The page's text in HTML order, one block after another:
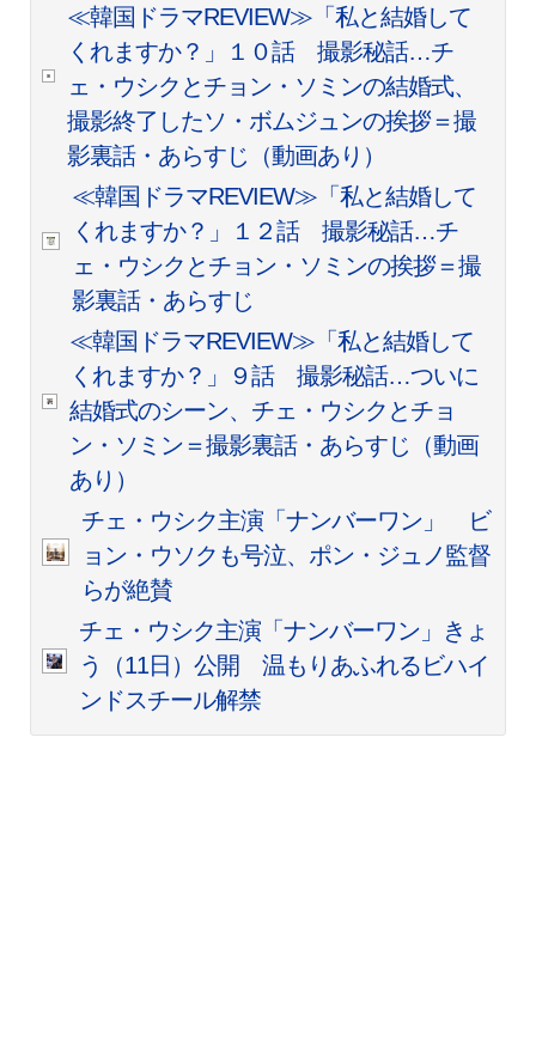
≪韓国ドラマREVIEW≫「私と結婚して
くれますか？」１０話 撮影秘話…チ
ェ・ウシクとチョン・ソミンの結婚式、
撮影終了したソ・ボムジュンの挨拶＝撮
影裏話・あらすじ（動画あり）
≪韓国ドラマREVIEW≫「私と結婚して
くれますか？」１２話 撮影秘話…チ
ェ・ウシクとチョン・ソミンの挨拶＝撮
影裏話・あらすじ
≪韓国ドラマREVIEW≫「私と結婚して
くれますか？」９話 撮影秘話…ついに
結婚式のシーン、チェ・ウシクとチョ
ン・ソミン＝撮影裏話・あらすじ（動画
あり）
チェ・ウシク主演「ナンバーワン」 ビ
ョン・ウソクも号泣、ポン・ジュノ監督
らが絶賛
チェ・ウシク主演「ナンバーワン」きょ
う（11日）公開 温もりあふれるビハイ
ンドスチール解禁